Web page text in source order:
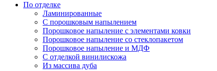
По отделке
Ламинированные
С порошковым напылением
Порошковое напыление с элементами ковки
Порошковое напыление со стеклопакетом
Порошковое напыление и МДФ
С отделкой винилискожа
Из массива дуба